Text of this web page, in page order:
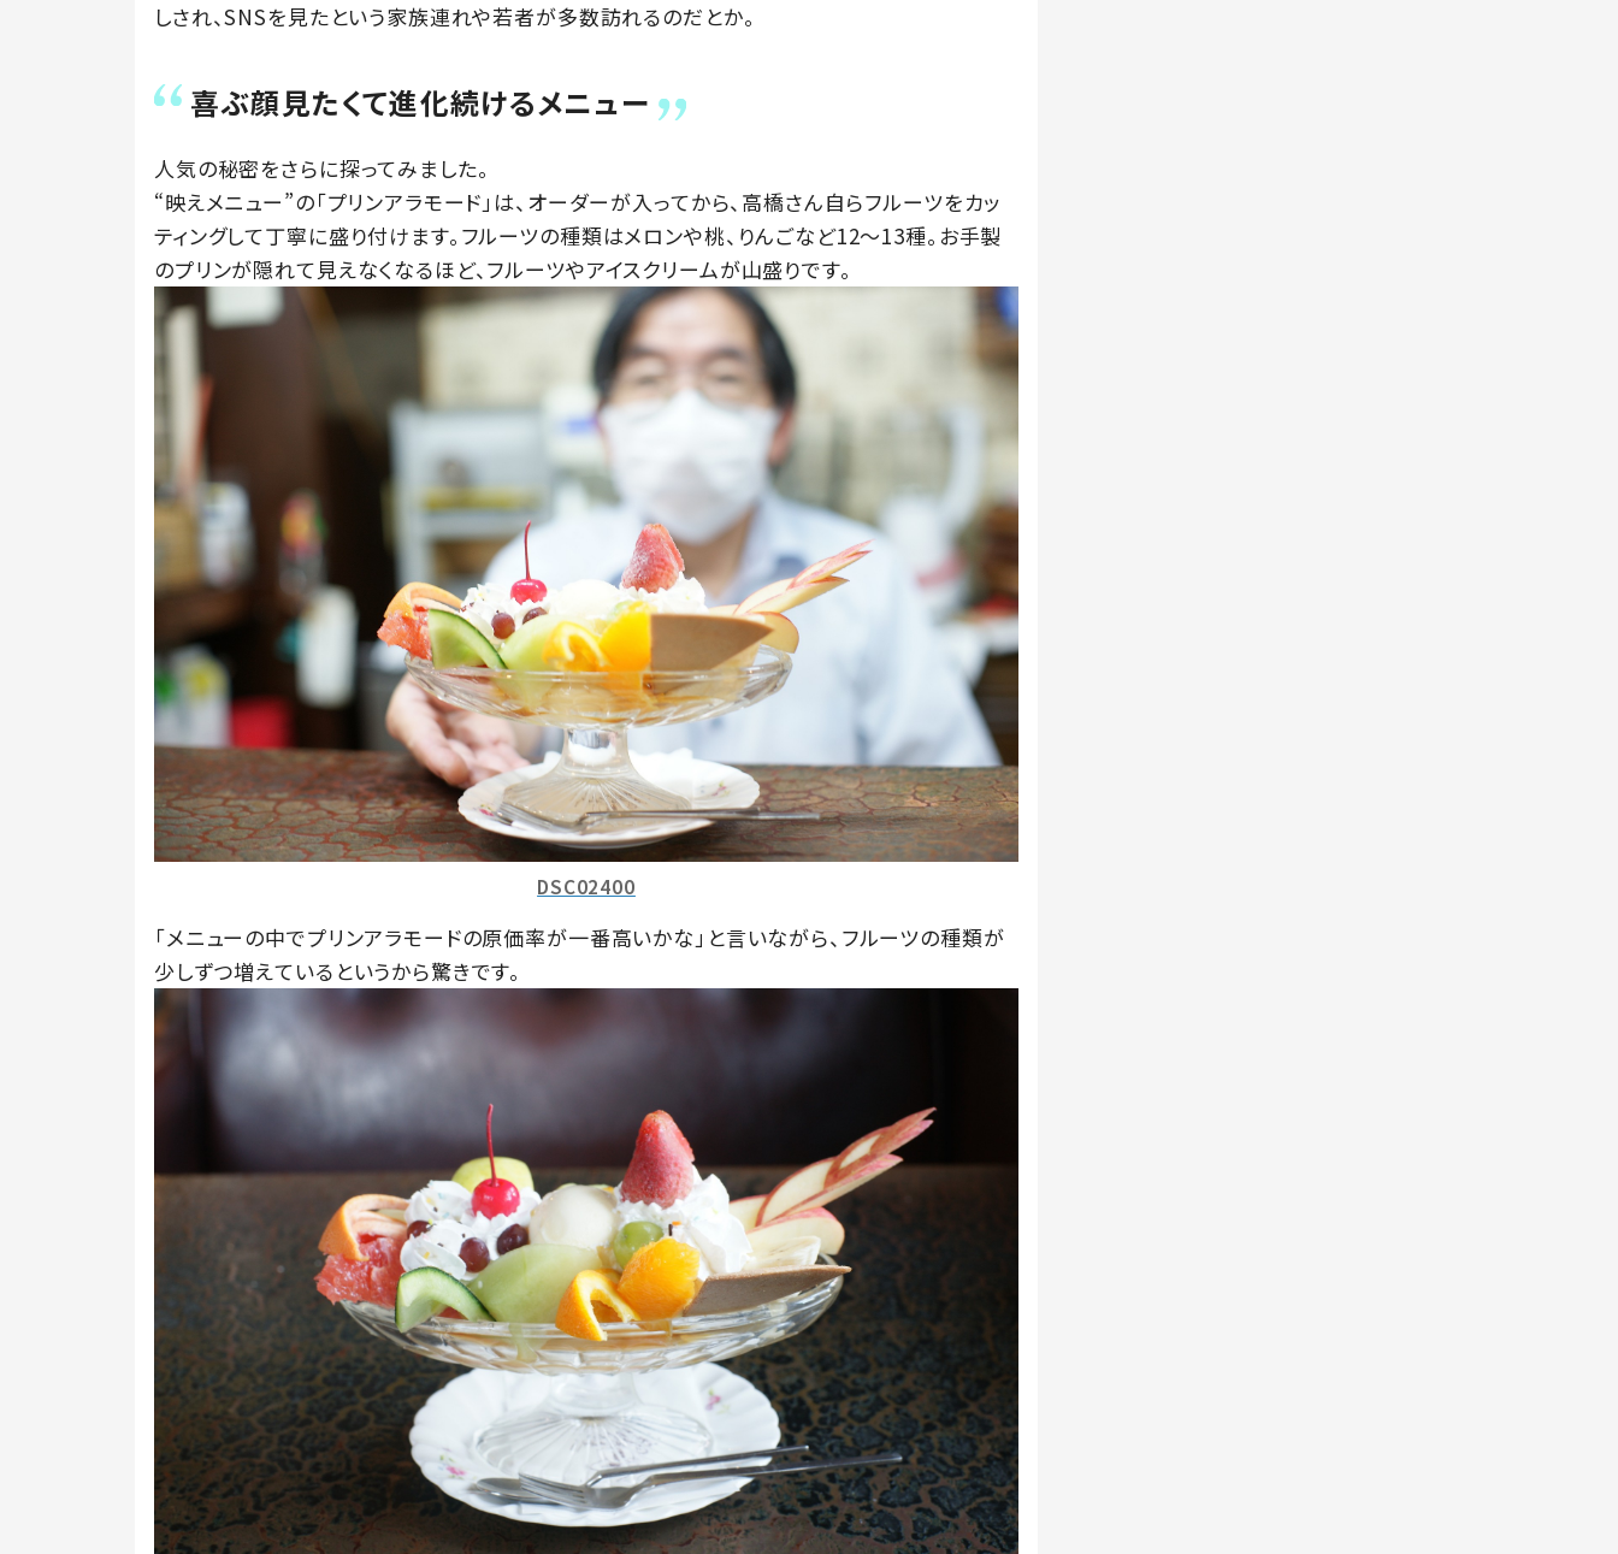
しされ、SNSを見たという家族連れや若者が多数訪れるのだとか。
喜ぶ顔見たくて進化続けるメニュー
人気の秘密をさらに探ってみました。
“映えメニュー”の「プリンアラモード」は、オーダーが入ってから、高橋さん自らフルーツをカッ
ティングして丁寧に盛り付けます。フルーツの種類はメロンや桃、りんごなど12〜13種。お手製
のプリンが隠れて見えなくなるほど、フルーツやアイスクリームが山盛りです。
DSC02400
「メニューの中でプリンアラモードの原価率が一番高いかな」と言いながら、フルーツの種類が
少しずつ増えているというから驚きです。